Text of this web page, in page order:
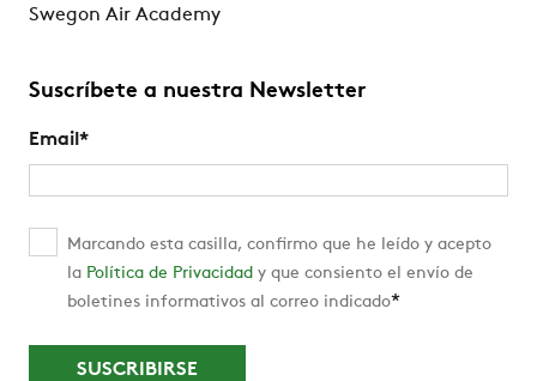
Swegon Air Academy
Suscríbete a nuestra Newsletter
Email *
Marcando esta casilla, confirmo que he leído y acepto
la Política de Privacidad y que consiento el envío de
boletines informativos al correo indicado*